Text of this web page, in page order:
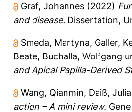
Graf, Johannes (2022)
and disease. Dissertation,
Smeda, Martyna, Galler,
Beate, Buchalla, Wolfgang
and Apical Papilla-Derived
Wang, Qianmin, Daiß,
action – A mini review.